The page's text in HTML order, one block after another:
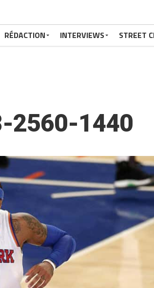
RÉDACTION INTERVIEWS STREET
2560-1440